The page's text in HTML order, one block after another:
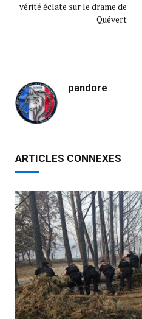
vérité éclate sur le drame de
Quévert
pandore
ARTICLES CONNEXES